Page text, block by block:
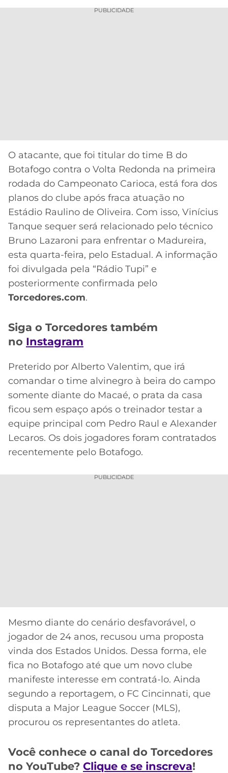
FLAMENGO
ATLÉTICO
MG
CRUZEIRO
LALIGA
PUBLICIDADE
O atacante, que foi titular do time B do
Botafogo contra o Volta Redonda na primeira
rodada do Campeonato Carioca, está fora dos
planos do clube após fraca atuação no
Estádio Raulino de Oliveira. Com isso, Vinícius
Tanque sequer será relacionado pelo técnico
Bruno Lazaroni para enfrentar o Madureira,
esta quarta-feira, pelo Estadual. A informação
foi divulgada pela “Rádio Tupi” e
posteriormente confirmada pelo
Torcedores.com.
Siga o Torcedores também
no Instagram
Preterido por Alberto Valentim, que irá
comandar o time alvinegro à beira do campo
somente diante do Macaé, o prata da casa
ficou sem espaço após o treinador testar a
equipe principal com Pedro Raul e Alexander
Lecaros. Os dois jogadores foram contratados
recentemente pelo Botafogo.
PUBLICIDADE
Mesmo diante do cenário desfavorável, o
jogador de 24 anos, recusou uma proposta
vinda dos Estados Unidos. Dessa forma, ele
fica no Botafogo até que um novo clube
manifeste interesse em contratá-lo. Ainda
segundo a reportagem, o FC Cincinnati, que
disputa a Major League Soccer (MLS),
procurou os representantes do atleta.
Você conhece o canal do Torcedores
no YouTube? Clique e se inscreva!